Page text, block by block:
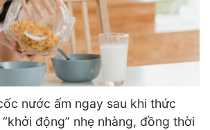
nước ấm ngay sau khi thức
động” nhẹ nhàng, đồng thời